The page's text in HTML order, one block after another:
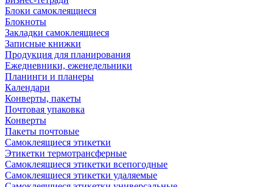
Блоки самоклеящиеся
Блокноты
Закладки самоклеящиеся
Записные книжки
Продукция для планирования
Ежедневники, еженедельники
Планинги и планеры
Календари
Конверты, пакеты
Почтовая упаковка
Конверты
Пакеты почтовые
Самоклеящиеся этикетки
Этикетки термотрансферные
Самоклеящиеся этикетки всепогодные
Самоклеящиеся этикетки удаляемые